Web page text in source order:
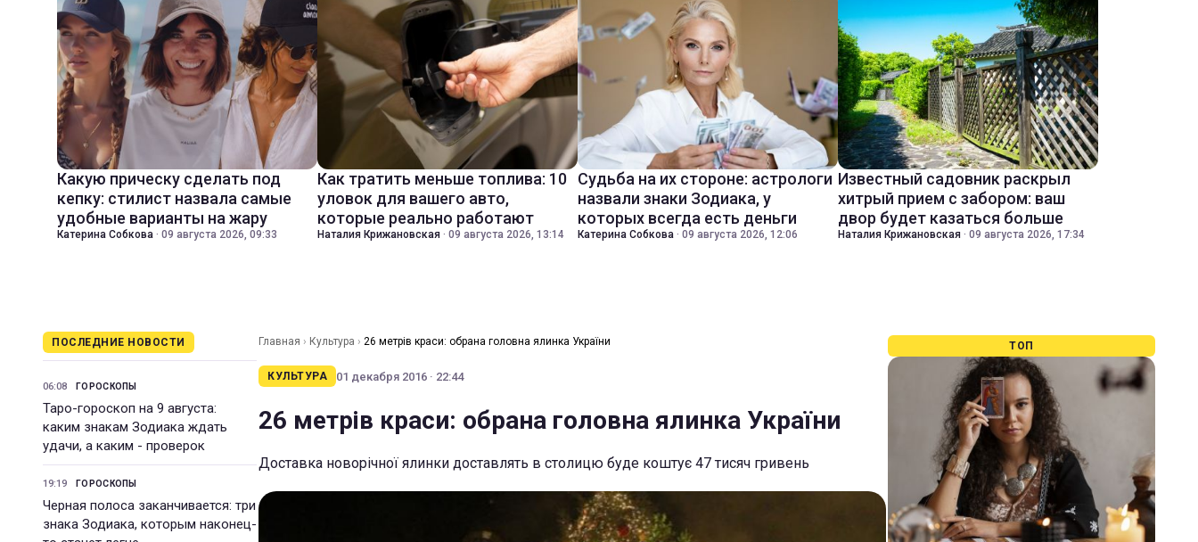
Какую прическу сделать под
кепку: стилист назвала самые
удобные варианты на жару
Катерина Собкова · 09 августа 2026, 09:33
Как тратить меньше топлива: 10
уловок для вашего авто,
которые реально работают
Наталия Крижановская · 09 августа 2026, 13:14
Судьба на их стороне: астрологи
назвали знаки Зодиака, у
которых всегда есть деньги
Катерина Собкова · 09 августа 2026, 12:06
Известный садовник раскрыл
хитрый прием с забором: ваш
двор будет казаться больше
Наталия Крижановская · 09 августа 2026, 17:34
ПОСЛЕДНИЕ НОВОСТИ
06:08 ГОРОСКОПЫ
Таро-гороскоп на 9 августа:
каким знакам Зодиака ждать
удачи, а каким - проверок
19:19 ГОРОСКОПЫ
Черная полоса заканчивается: три
знака Зодиака, которым наконец-
Главная › Культура › 26 метрів краси: обрана головна ялинка України
КУЛЬТУРА 01 декабря 2016 · 22:44
26 метрів краси: обрана головна ялинка України
Доставка новорічної ялинки доставлять в столицю буде коштує 47 тисяч гривень
ТОП